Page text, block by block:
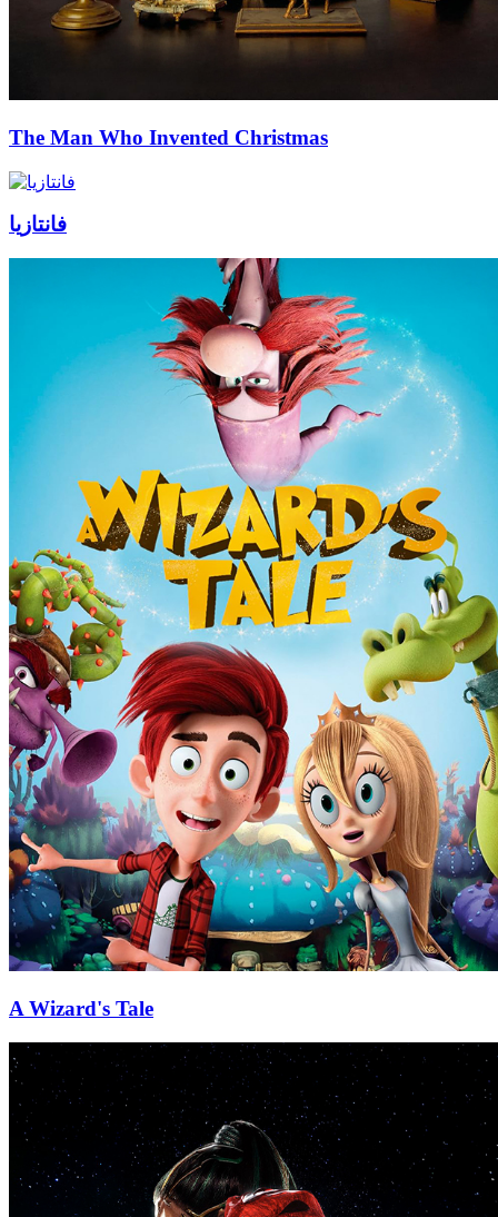
The Man Who Invented Christmas
فانتازيا
A Wizard's Tale